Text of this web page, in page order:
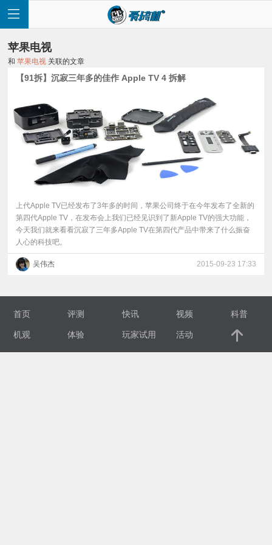
首
评
测
科
苹果电视
和苹果电视 关联的文章
【91拆】沉寂三年多的佳作 Apple TV 4 拆解
上代Apple TV已经发布了3年多的时间，苹果公司终于在今年发布了全新的
第四代Apple TV，在发布会上我们已经见识到了新Apple TV的强大功能，
今天我们就来看看沉寂了三年多Apple TV在第四代产品中带来了什么振奋
人心的科技吧。
吴伟杰 2015-09-23 17:33
首页 评测 快讯 视频 科普
机观 体验 玩家试用 活动